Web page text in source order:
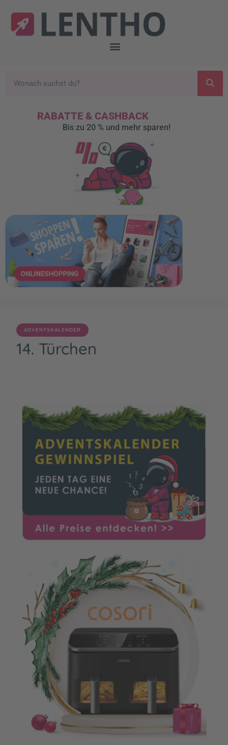
RABATTE & CASHBACK
Bis zu 20 % und mehr sparen!
ADVENTSKALENDER
14. Türchen